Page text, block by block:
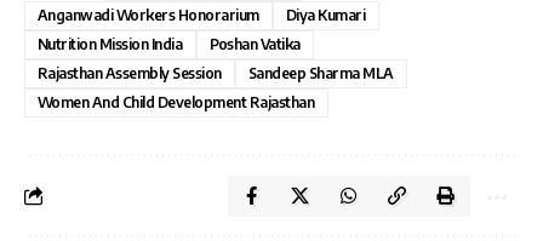
Anganwadi Workers Honorarium
Diya Kumari
Nutrition Mission India
Poshan Vatika
Rajasthan Assembly Session
Sandeep Sharma MLA
Women And Child Development Rajasthan